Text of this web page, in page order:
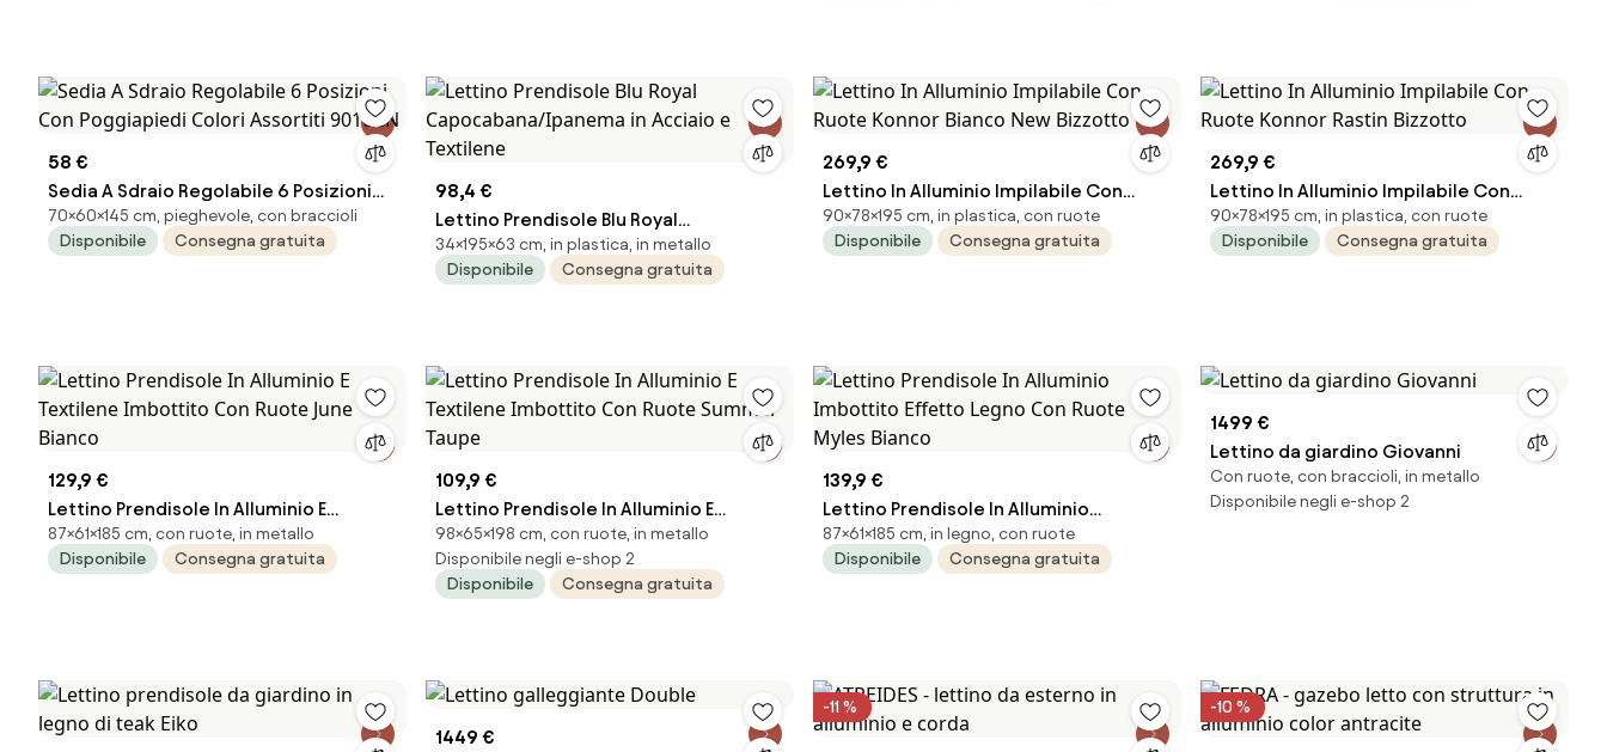
58 €
Sedia A Sdraio Regolabile 6 Posizioni
Con Poggiapiedi Colori Assortiti
9010CN
70×60×145 cm, pieghevole, con braccioli
Disponibile
Consegna gratuita
98,4 €
Lettino Prendisole Blu Royal
Capocabana/Ipanema in Acciaio e
Textilene
34×195×63 cm, in plastica, in metallo
Disponibile
Consegna gratuita
269,9 €
Lettino In Alluminio Impilabile Con
Ruote Konnor Bianco New Bizzotto
90×78×195 cm, in plastica, con ruote
Disponibile
Consegna gratuita
269,9 €
Lettino In Alluminio Impilabile Con
Ruote Konnor Rastin Bizzotto
90×78×195 cm, in plastica, con ruote
Disponibile
Consegna gratuita
129,9 €
Lettino Prendisole In Alluminio E
Textilene Imbottito Con Ruote June
Bianco
87×61×185 cm, con ruote, in metallo
Disponibile
Consegna gratuita
109,9 €
Lettino Prendisole In Alluminio E
Textilene Imbottito Con Ruote
Summer Taupe
98×65×198 cm, con ruote, in metallo
Disponibile negli e-shop 2
Disponibile
Consegna gratuita
139,9 €
Lettino Prendisole In Alluminio
Imbottito Effetto Legno Con Ruote
Myles Bianco
87×61×185 cm, in legno, con ruote
Disponibile
Consegna gratuita
1499 €
Lettino da giardino Giovanni
Con ruote, con braccioli, in metallo
Disponibile negli e-shop 2
1449 €
-11 % -10 %